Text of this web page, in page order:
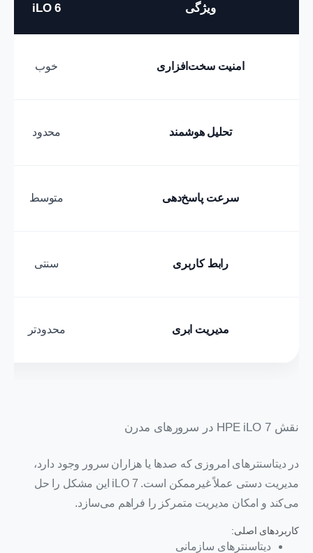
ویژگی iLO 6
امنیت سخت‌افزاری خوب
تحلیل هوشمند محدود
سرعت پاسخ‌دهی متوسط
رابط کاربری سنتی
مدیریت ابری محدودتر
نقش HPE iLO 7 در سرورهای مدرن
در دیتاسنترهای امروزی که صدها یا هزاران سرور وجود دارد،
مدیریت دستی عملاً غیرممکن است. iLO 7 این مشکل را حل
می‌کند و امکان مدیریت متمرکز را فراهم می‌سازد.
کاربردهای اصلی:
دیتاسنترهای سازمانی